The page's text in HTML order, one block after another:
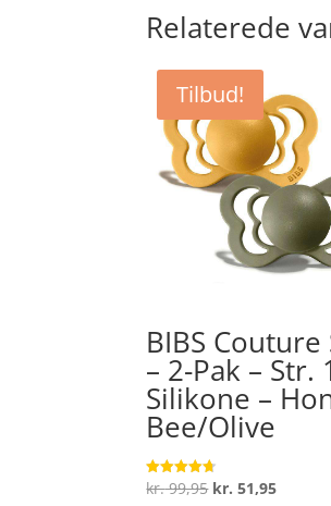
Relaterede
Tilbud!
BIBS Couture
– 2-Pak – Str.
Silikone –
Bee/Olive
Vurderet
4.7
kr.99,95 Den
kr. 51,95Den